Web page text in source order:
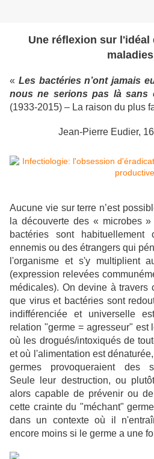
Une réflexion sur
« Les bactéries n’ont jamais
nous ne serions pas là sans
(1933-2015) – La raison du plus
Jean-Pierre Eudier,
Aucune vie sur terre n’est
la découverte des « microbes
bactéries sont habituellement
ennemis ou des étrangers qui
l'organisme et s'y multiplient
(expression relevées
médicales). On devine à travers
que virus et bactéries sont
indifférenciée et universelle
relation "germe = agresseur" est
où les drogués/intoxiqués de
et où l'alimentation est
germes provoqueraient des
Seule leur destruction, ou
alors capable de prévenir ou
cette crainte du "méchant"
dans un contexte où il
encore moins si le germe a une